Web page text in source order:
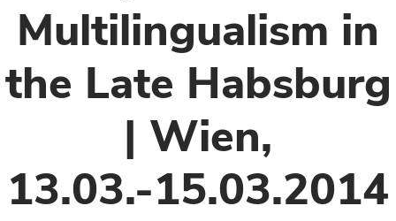
Multilingualism in
the Late Habsburg
| Wien,
13.03.-15.03.2014